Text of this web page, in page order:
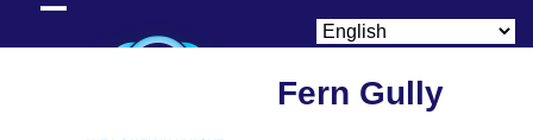
Fern Gully